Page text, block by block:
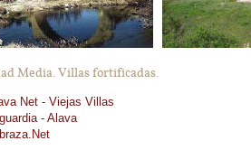
Media. Villas fortificadas.
Net - Viejas Villas
- Alava